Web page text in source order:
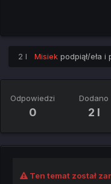
2 l Misiek podpiął/eła i
Odpowiedzi
0
Dodano
2 l
Ten temat został